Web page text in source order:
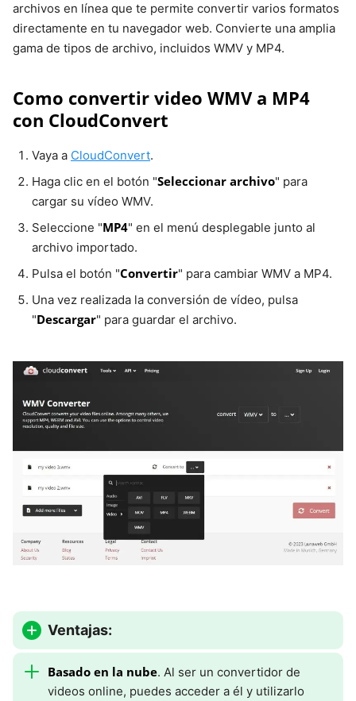
archivos en línea que te permite convertir varios formatos
directamente en tu navegador web. Convierte una amplia
gama de tipos de archivo, incluidos WMV y MP4.
Como convertir video WMV a MP4
con CloudConvert
Vaya a CloudConvert.
Haga clic en el botón "Seleccionar archivo" para
cargar su vídeo WMV.
Seleccione "MP4" en el menú desplegable junto al
archivo importado.
Pulsa el botón "Convertir" para cambiar WMV a MP4.
Una vez realizada la conversión de vídeo, pulsa
"Descargar" para guardar el archivo.
Ventajas:
Basado en la nube. Al ser un convertidor de
videos online, puedes acceder a él y utilizarlo